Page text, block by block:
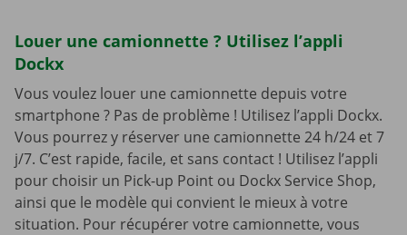
Louer une camionnette ? Utilisez l’appli
Dockx
Vous voulez louer une camionnette depuis votre
smartphone ? Pas de problème ! Utilisez l’appli Dockx.
Vous pourrez y réserver une camionnette 24 h/24 et 7
j/7. C’est rapide, facile, et sans contact ! Utilisez l’appli
pour choisir un Pick-up Point ou Dockx Service Shop,
ainsi que le modèle qui convient le mieux à votre
situation. Pour récupérer votre camionnette, vous